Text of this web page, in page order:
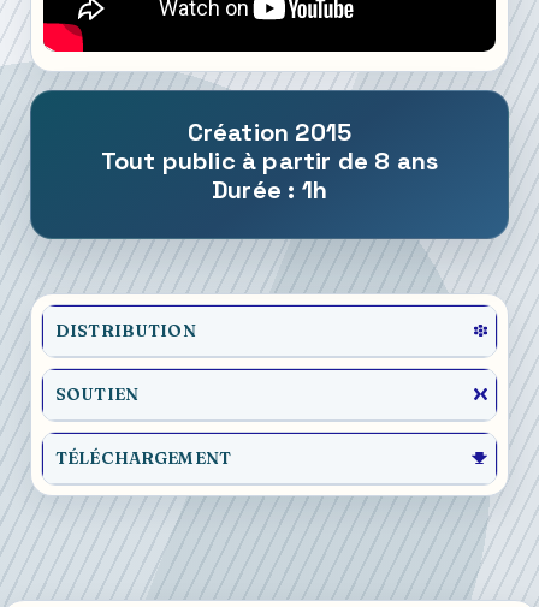
Création 2015
Tout public à partir de 8 ans
Durée : 1h
DISTRIBUTION
SOUTIEN
TÉLÉCHARGEMENT